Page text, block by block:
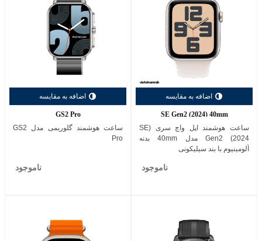
اضافه به مقایسه
SE Gen2 (2024) 40mm
ساعت هوشمند اپل واچ سری (SE
Gen2 (2024 مدل 40mm بدنه
آلومینیوم با بند سیلیکونی
ناموجود
اضافه به مقایسه
GS2 Pro
ساعت هوشمند گلوریمی مدل GS2
Pro
ناموجود